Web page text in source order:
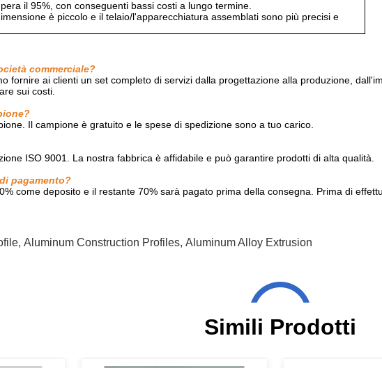
il 95%, con conseguenti bassi costi a lungo termine.
è piccolo e il telaio/l'apparecchiatura assemblati sono più precisi e
commerciale?
fornire ai clienti un set completo di servizi dalla progettazione alla produzione,
sui costi.
Il campione è gratuito e le spese di spedizione sono a tuo carico.
ISO 9001. La nostra fabbrica è affidabile e può garantire prodotti di alta qualità.
pagamento?
come deposito e il restante 70% sarà pagato prima della consegna. Prima di
, Aluminum Construction Profiles, Aluminum Alloy Extrusion
Simili Prodotti